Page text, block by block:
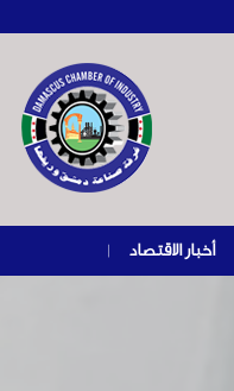
أخبار الاقتصاد |